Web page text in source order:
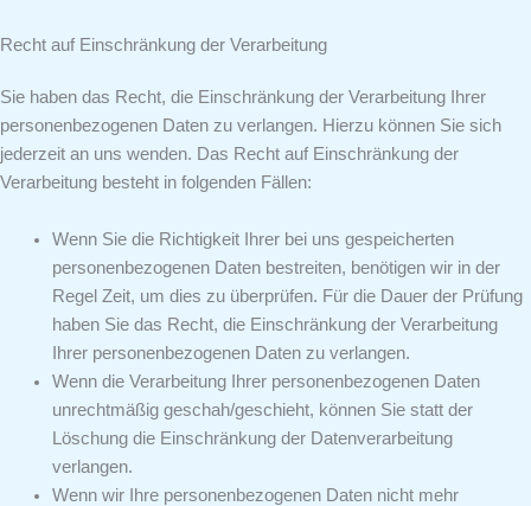
Recht auf Einschränkung der Verarbeitung
Sie haben das Recht, die Einschränkung der Verarbeitung Ihrer
personenbezogenen Daten zu verlangen. Hierzu können Sie sich
jederzeit an uns wenden. Das Recht auf Einschränkung der
Verarbeitung besteht in folgenden Fällen:
Wenn Sie die Richtigkeit Ihrer bei uns gespeicherten
personenbezogenen Daten bestreiten, benötigen wir in der
Regel Zeit, um dies zu überprüfen. Für die Dauer der Prüfung
haben Sie das Recht, die Einschränkung der Verarbeitung
Ihrer personenbezogenen Daten zu verlangen.
Wenn die Verarbeitung Ihrer personenbezogenen Daten
unrechtmäßig geschah/geschieht, können Sie statt der
Löschung die Einschränkung der Datenverarbeitung
verlangen.
Wenn wir Ihre personenbezogenen Daten nicht mehr